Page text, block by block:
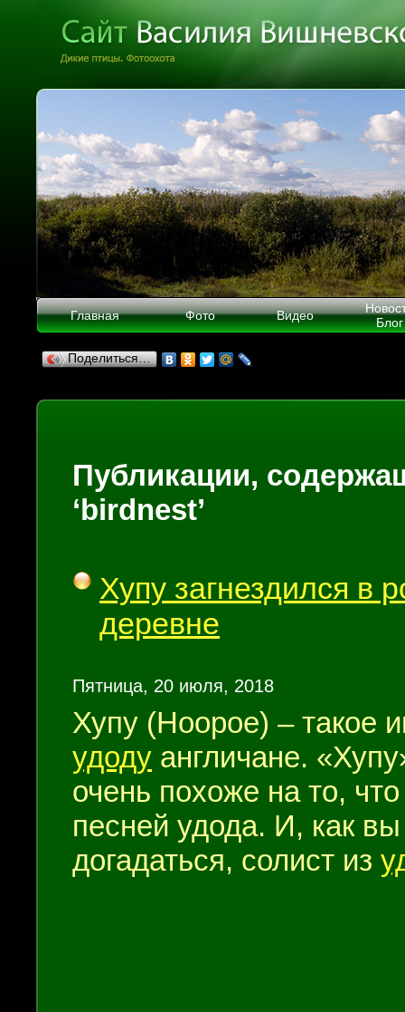
Главная Фото Видео
Блог
Поделиться…
Публикации,
‘birdnest’
Хупу загнездился в
деревне
Пятница, 20 июля, 2018
Хупу (Hoopoe) – такое
удоду англичане.
очень похоже на то,
песней удода. И, как
догадаться, солист из